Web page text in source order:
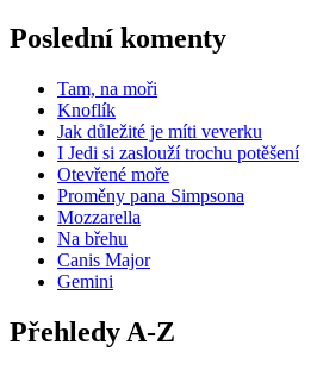
Poslední komenty
Tam, na moři
Knoflík
Jak důležité je míti veverku
I Jedi si zaslouží trochu potěšení
Otevřené moře
Proměny pana Simpsona
Mozzarella
Na břehu
Canis Major
Gemini
Přehledy A-Z